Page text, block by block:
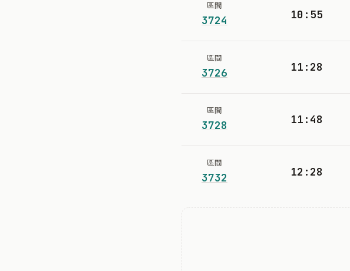
區間
3724 10:55
區間
3726 11:28
區間
3728 11:48
區間
3732 12:28